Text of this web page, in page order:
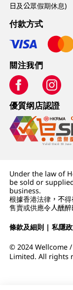
日及公眾假期休息)
付款方式
關注我們
優質纲店認證
Under the law of
be sold or
business.
根據香港法律，不得
售賣或供應令人醺
條款及細則 |私隱
© 2024 Wellcome /
Limited. All rights